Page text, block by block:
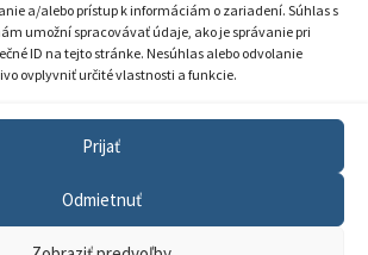
a/alebo prístup k informáciám o zariadení. Súhlas s
umožní spracovávať údaje, ako je správanie pri
ID na tejto stránke. Nesúhlas alebo odvolanie
ovplyvniť určité vlastnosti a funkcie.
Prijať
Odmietnuť
Zásady ochrany súkromia
Sprístupnenie informácií